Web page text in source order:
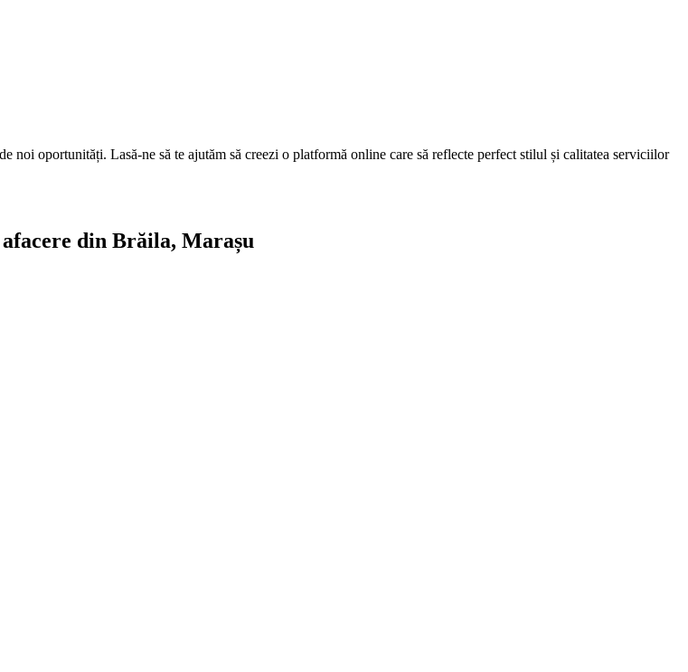
oportunități. Lasă-ne să te ajutăm să creezi o platformă online care să reflecte perfect stilul și calitatea serviciilor
din Brăila, Marașu